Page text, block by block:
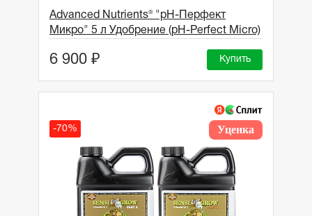
Advanced Nutrients® "рН-Перфект
Микро" 5 л Удобрение (pH-Perfect Micro)
6 900 ₽ Купить
-70% Уценка